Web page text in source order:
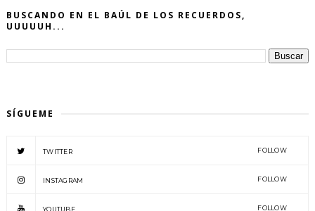
BUSCANDO EN EL BAÚL DE LOS RECUERDOS,
UUUUUH...
SÍGUEME
TWITTER FOLLOW
INSTAGRAM FOLLOW
FOLLOW